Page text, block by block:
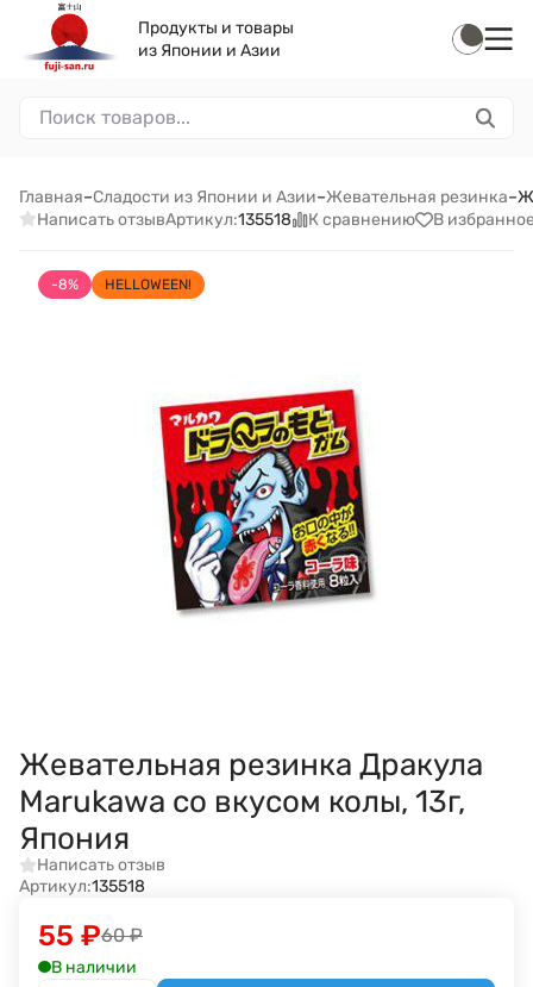
Продукты и товары
из Японии и Азии
Главная–Сладости из Японии и Азии–Жевательная резинка–
Написать отзывАртикул:135518 К сравнению В
-8% HELLOWEEN!
Жевательная резинка Дракула
Marukawa со вкусом колы, 13г,
Япония
Написать отзыв
Артикул:135518
60 ₽
55 ₽
В наличии